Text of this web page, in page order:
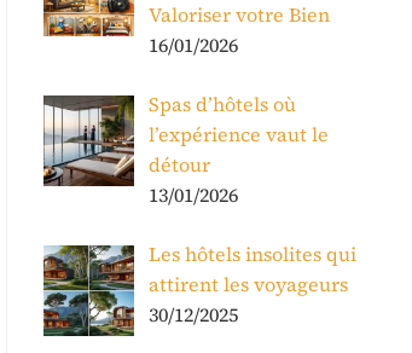
Valoriser votre Bien
16/01/2026
Spas d’hôtels où
l’expérience vaut le
détour
13/01/2026
Les hôtels insolites qui
attirent les voyageurs
30/12/2025